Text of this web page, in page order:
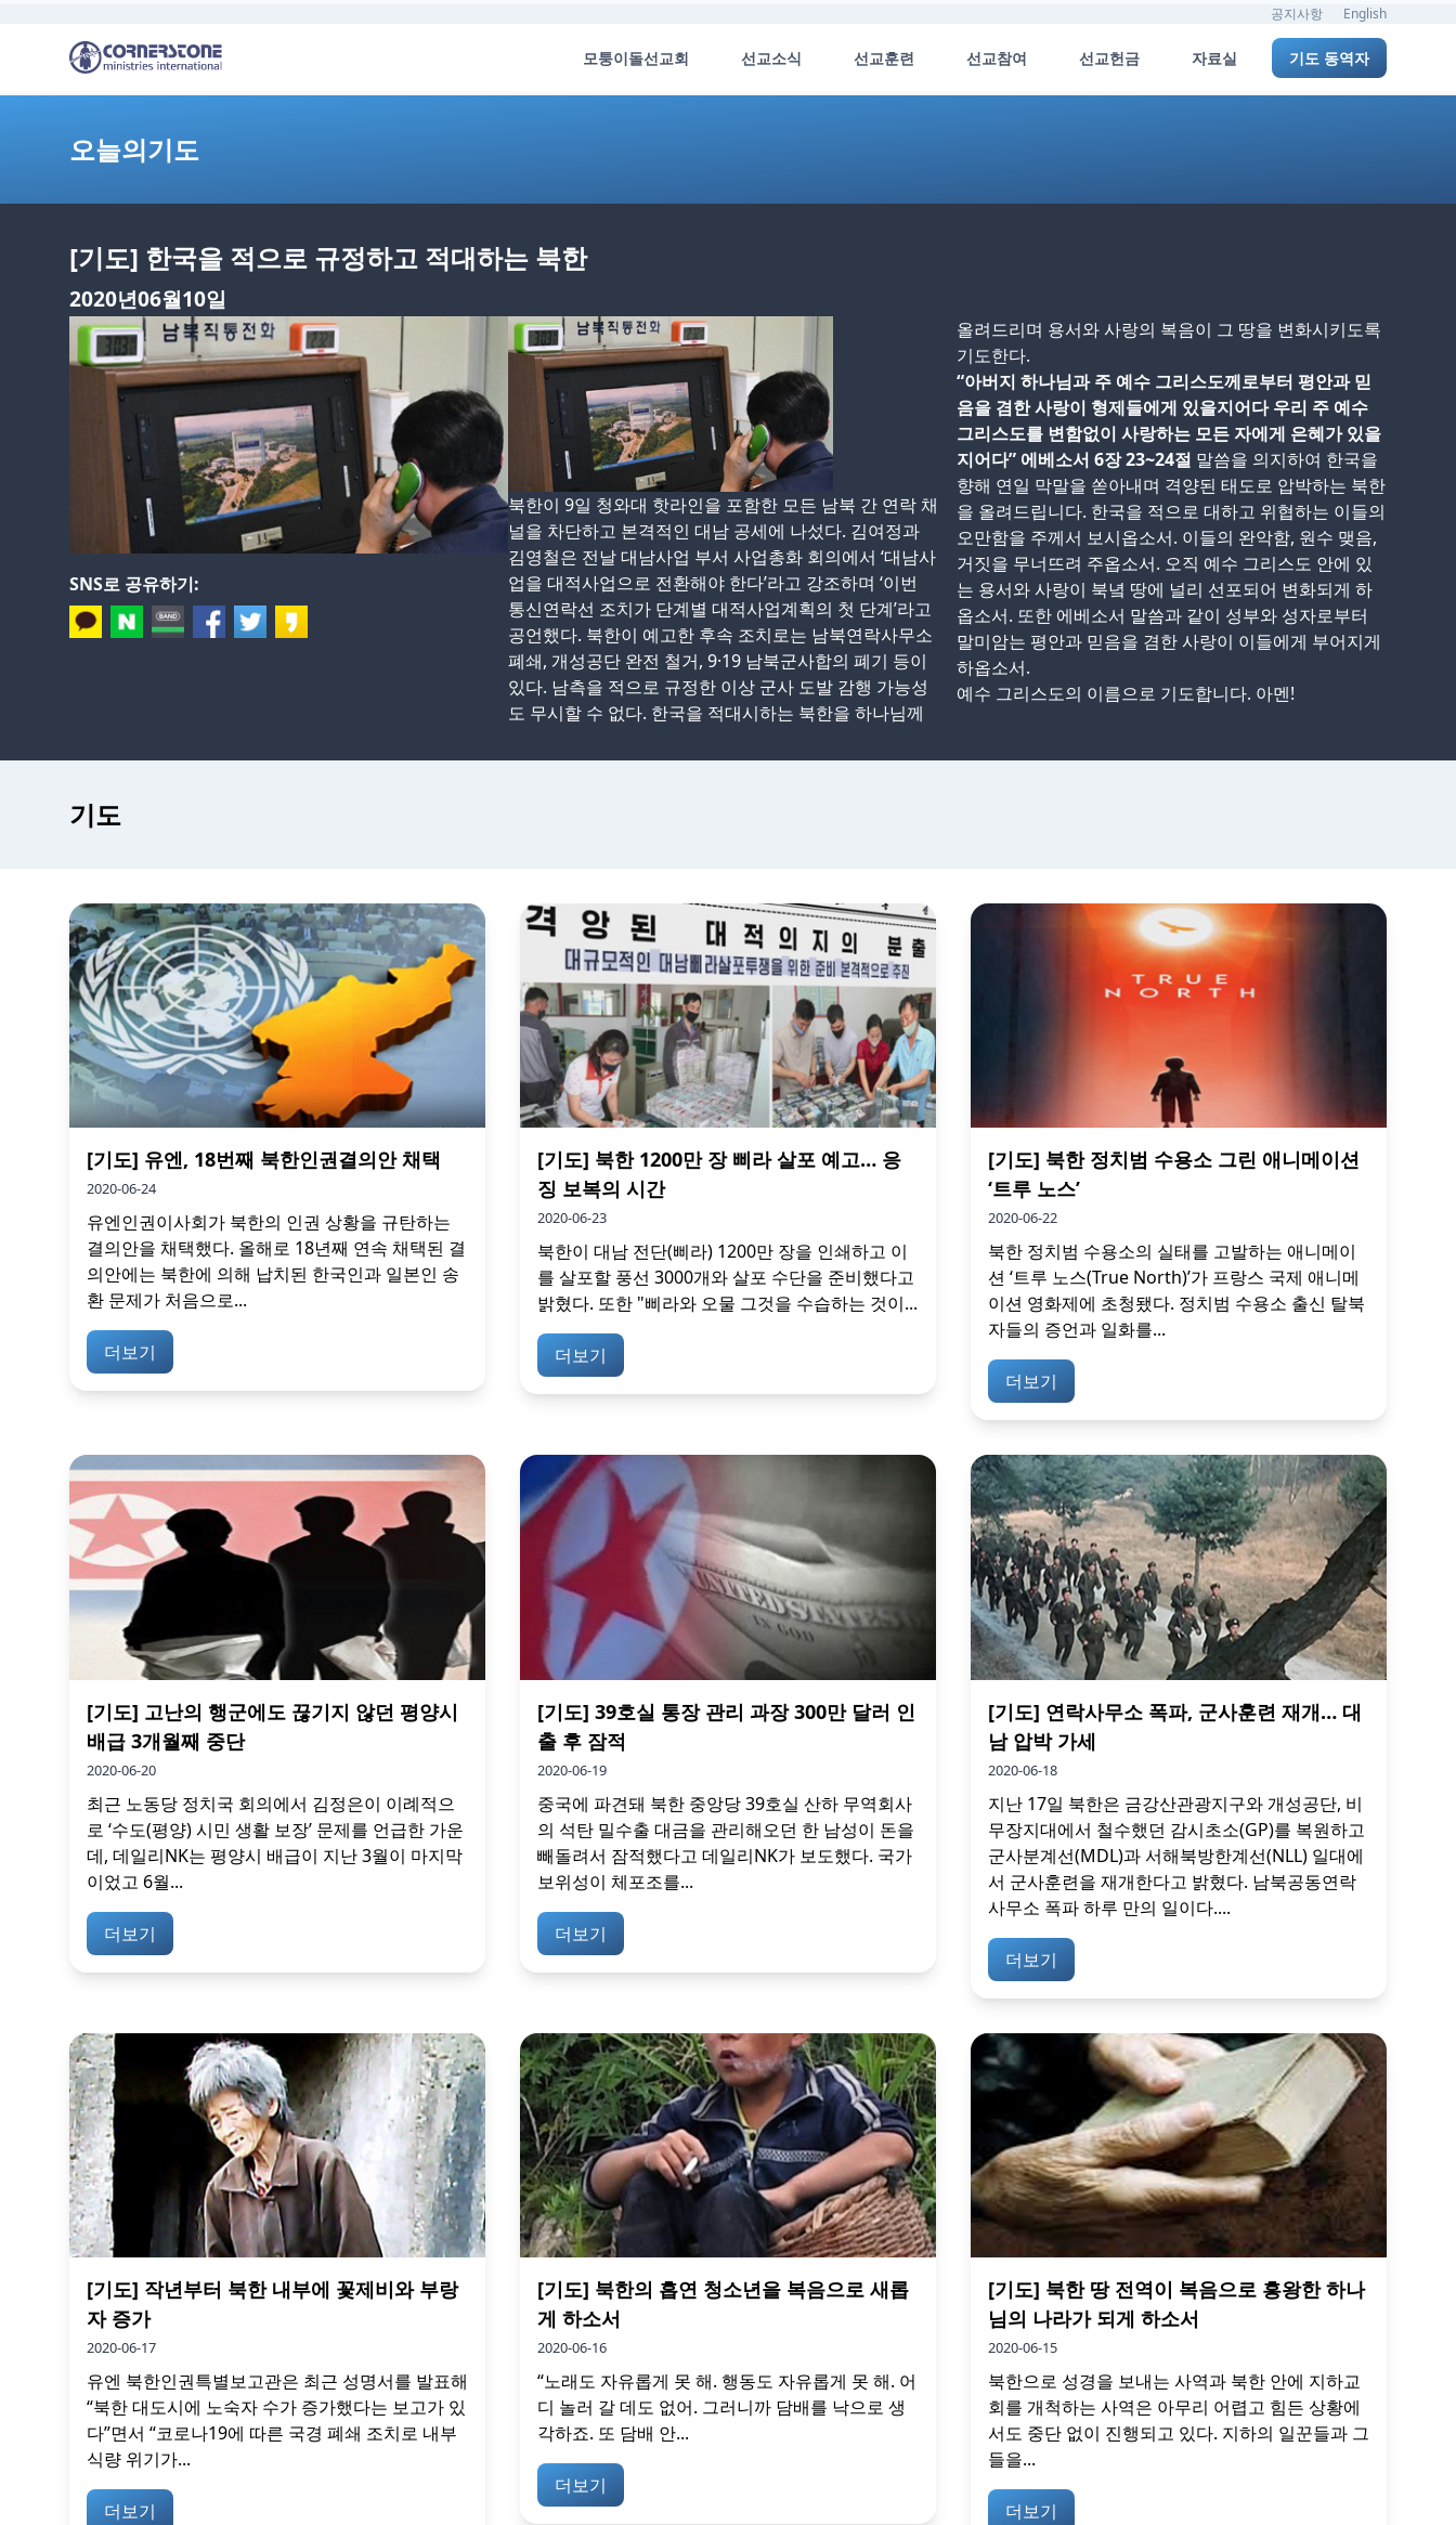
공지사항 English
모퉁이돌선교회 선교소식 선교훈련 선교참여 선교헌금 자료실 기도 동역자
오늘의기도
[기도] 한국을 적으로 규정하고 적대하는 북한
2020년06월10일
SNS로 공유하기:
북한이 9일 청와대 핫라인을 포함한 모든 남북 간 연락 채
널을 차단하고 본격적인 대남 공세에 나섰다. 김여정과
김영철은 전날 대남사업 부서 사업총화 회의에서 ‘대남사
업을 대적사업으로 전환해야 한다’라고 강조하며 ‘이번
통신연락선 조치가 단계별 대적사업계획의 첫 단계’라고
공언했다. 북한이 예고한 후속 조치로는 남북연락사무소
폐쇄, 개성공단 완전 철거, 9·19 남북군사합의 폐기 등이
있다. 남측을 적으로 규정한 이상 군사 도발 감행 가능성
도 무시할 수 없다. 한국을 적대시하는 북한을 하나님께
올려드리며 용서와 사랑의 복음이 그 땅을 변화시키도록
기도한다.
“아버지 하나님과 주 예수 그리스도께로부터 평안과 믿
음을 겸한 사랑이 형제들에게 있을지어다 우리 주 예수
그리스도를 변함없이 사랑하는 모든 자에게 은혜가 있을
지어다” 에베소서 6장 23~24절 말씀을 의지하여 한국을
향해 연일 막말을 쏟아내며 격양된 태도로 압박하는 북한
을 올려드립니다. 한국을 적으로 대하고 위협하는 이들의
오만함을 주께서 보시옵소서. 이들의 완악함, 원수 맺음,
거짓을 무너뜨려 주옵소서. 오직 예수 그리스도 안에 있
는 용서와 사랑이 북녘 땅에 널리 선포되어 변화되게 하
옵소서. 또한 에베소서 말씀과 같이 성부와 성자로부터
말미암는 평안과 믿음을 겸한 사랑이 이들에게 부어지게
하옵소서.
예수 그리스도의 이름으로 기도합니다. 아멘!
기도
[기도] 유엔, 18번째 북한인권결의안 채택
2020-06-24
유엔인권이사회가 북한의 인권 상황을 규탄하는
결의안을 채택했다. 올해로 18년째 연속 채택된 결
의안에는 북한에 의해 납치된 한국인과 일본인 송
환 문제가 처음으로...
더보기
[기도] 북한 1200만 장 삐라 살포 예고… 응
징 보복의 시간
2020-06-23
북한이 대남 전단(삐라) 1200만 장을 인쇄하고 이
를 살포할 풍선 3000개와 살포 수단을 준비했다고
밝혔다. 또한 "삐라와 오물 그것을 수습하는 것이...
더보기
[기도] 북한 정치범 수용소 그린 애니메이션
‘트루 노스’
2020-06-22
북한 정치범 수용소의 실태를 고발하는 애니메이
션 ‘트루 노스(True North)’가 프랑스 국제 애니메
이션 영화제에 초청됐다. 정치범 수용소 출신 탈북
자들의 증언과 일화를...
더보기
[기도] 고난의 행군에도 끊기지 않던 평양시
배급 3개월째 중단
2020-06-20
최근 노동당 정치국 회의에서 김정은이 이례적으
로 ‘수도(평양) 시민 생활 보장’ 문제를 언급한 가운
데, 데일리NK는 평양시 배급이 지난 3월이 마지막
이었고 6월...
더보기
[기도] 39호실 통장 관리 과장 300만 달러 인
출 후 잠적
2020-06-19
중국에 파견돼 북한 중앙당 39호실 산하 무역회사
의 석탄 밀수출 대금을 관리해오던 한 남성이 돈을
빼돌려서 잠적했다고 데일리NK가 보도했다. 국가
보위성이 체포조를...
더보기
[기도] 연락사무소 폭파, 군사훈련 재개… 대
남 압박 가세
2020-06-18
지난 17일 북한은 금강산관광지구와 개성공단, 비
무장지대에서 철수했던 감시초소(GP)를 복원하고
군사분계선(MDL)과 서해북방한계선(NLL) 일대에
서 군사훈련을 재개한다고 밝혔다. 남북공동연락
사무소 폭파 하루 만의 일이다....
더보기
[기도] 작년부터 북한 내부에 꽃제비와 부랑
자 증가
2020-06-17
유엔 북한인권특별보고관은 최근 성명서를 발표해
“북한 대도시에 노숙자 수가 증가했다는 보고가 있
다”면서 “코로나19에 따른 국경 폐쇄 조치로 내부
식량 위기가...
더보기
[기도] 북한의 흡연 청소년을 복음으로 새롭
게 하소서
2020-06-16
“노래도 자유롭게 못 해. 행동도 자유롭게 못 해. 어
디 놀러 갈 데도 없어. 그러니까 담배를 낙으로 생
각하죠. 또 담배 안...
더보기
[기도] 북한 땅 전역이 복음으로 흥왕한 하나
님의 나라가 되게 하소서
2020-06-15
북한으로 성경을 보내는 사역과 북한 안에 지하교
회를 개척하는 사역은 아무리 어렵고 힘든 상황에
서도 중단 없이 진행되고 있다. 지하의 일꾼들과 그
들을...
더보기